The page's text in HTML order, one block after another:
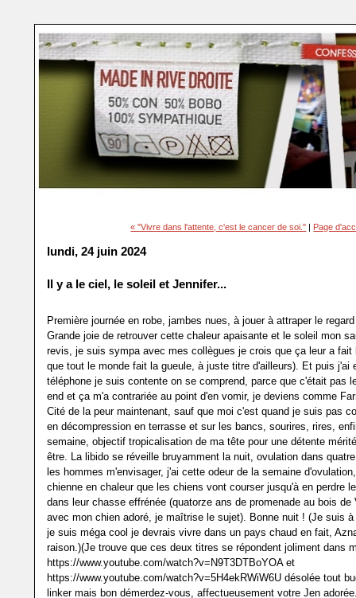
« "Vivre dans l'attente, c'est le cancer de soi." | Page
lundi, 24 juin 2024
Il y a le ciel, le soleil et Jennifer...
Première journée en robe, jambes nues, à jouer à attraper le
Grande joie de retrouver cette chaleur apaisante et le soleil mon
revis, je suis sympa avec mes collègues je crois que ça leur a fait
que tout le monde fait la gueule, à juste titre d'ailleurs). Et puis j'ai
téléphone je suis contente on se comprend, parce que c'était pas
end et ça m'a contrariée au point d'en vomir, je deviens comme
Cité de la peur maintenant, sauf que moi c'est quand je suis pas
en décompression en terrasse et sur les bancs, sourires, rires,
semaine, objectif tropicalisation de ma tête pour une détente
être. La libido se réveille bruyamment la nuit, ovulation dans
les hommes m'envisager, j'ai cette odeur de la semaine
chienne en chaleur que les chiens vont courser jusqu'à en perdre
dans leur chasse effrénée (quatorze ans de promenade au bois de
avec mon chien adoré, je maîtrise le sujet). Bonne nuit ! (Je suis
je suis méga cool je devrais vivre dans un pays chaud en fait,
raison.)(Je trouve que ces deux titres se répondent joliment dans
https://www.youtube.com/watch?v=N9T3DTBoYOA et
https://www.youtube.com/watch?v=5H4ekRWiW6U désolée tout
linker mais bon démerdez-vous, affectueusement votre Jen